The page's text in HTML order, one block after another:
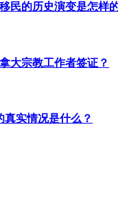
民的历史演变是怎样
大宗教工作者签证？
真实情况是什么？